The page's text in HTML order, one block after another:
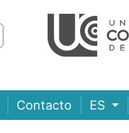
Contacto ES